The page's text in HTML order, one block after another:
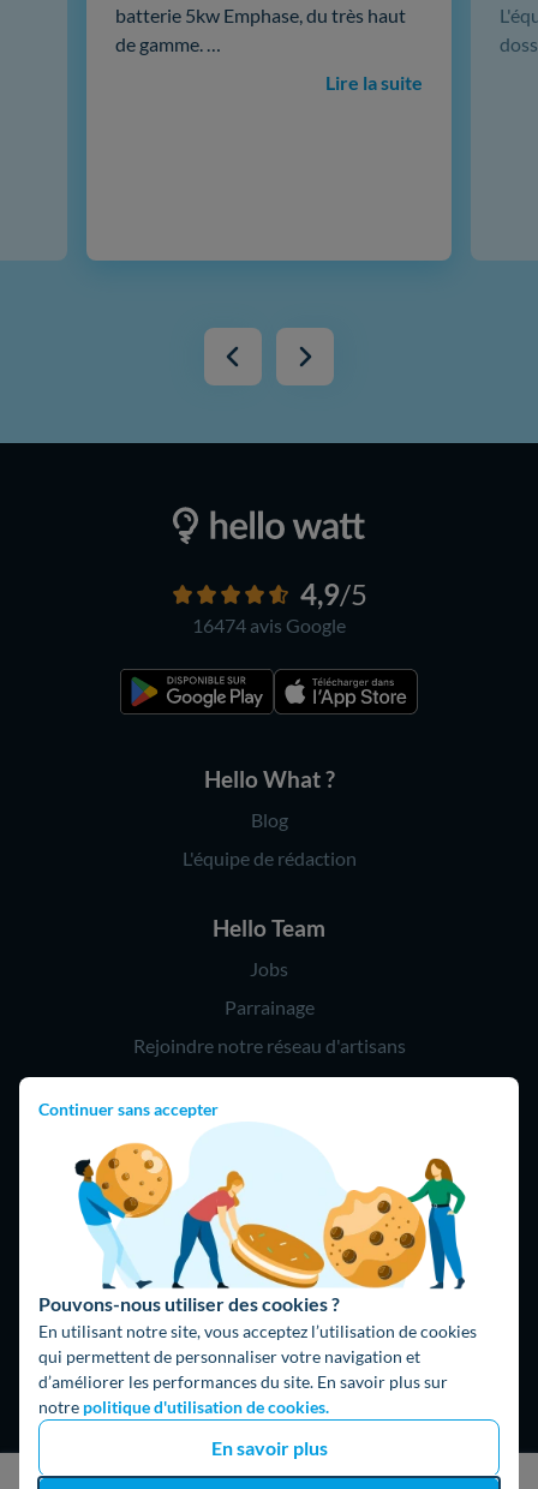
Continuer sans accepter
Pouvons-nous utiliser des cookies ?
En utilisant notre site, vous acceptez l’utilisation de cookies
qui permettent de personnaliser votre navigation et
d’améliorer les performances du site. En savoir plus sur
notre politique d'utilisation de cookies.
En savoir plus
batterie 5kw Emphase, du très haut
de gamme. …
Lire la suite
4,9/5
16474 avis Google
Hello What ?
Blog
L'équipe de rédaction
Hello Team
Jobs
Parrainage
Rejoindre notre réseau d'artisans
Hello !
09 75 18 60 60
(8h-21h)
75018 Paris
Fait avec ⚡ par Hello Watt
© 2026 Hello Watt |CGU|Mentions légales